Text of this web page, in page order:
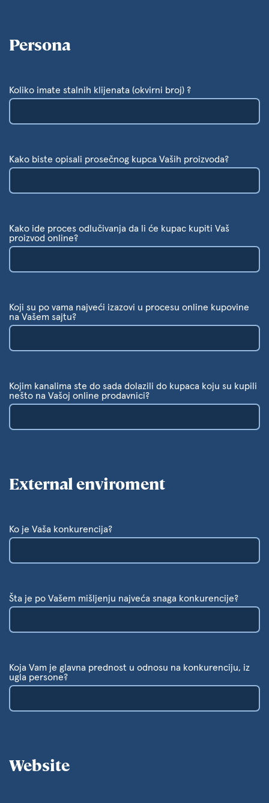
Persona
Koliko imate stalnih klijenata (okvirni broj) ?
Kako biste opisali prosečnog kupca Vaših proizvoda?
Kako ide proces odlučivanja da li će kupac kupiti Vaš
proizvod online?
Koji su po vama najveći izazovi u procesu online kupovine
na Vašem sajtu?
Kojim kanalima ste do sada dolazili do kupaca koju su kupili
nešto na Vašoj online prodavnici?
External enviroment
Ko je Vaša konkurencija?
Šta je po Vašem mišljenju najveća snaga konkurencije?
Koja Vam je glavna prednost u odnosu na konkurenciju, iz
ugla persone?
Website